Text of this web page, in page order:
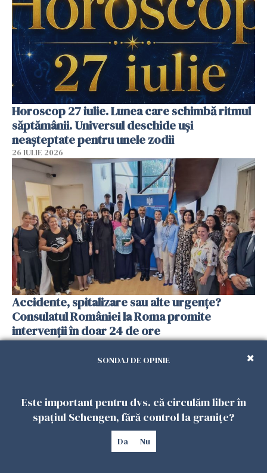
Horoscop 27 iulie. Lunea care schimbă ritmul
săptămânii. Universul deschide uși
neașteptate pentru unele zodii
26 IULIE 2026
Accidente, spitalizare sau alte urgențe?
Consulatul României la Roma promite
intervenții în doar 24 de ore
26 IULIE 2026
SONDAJ DE OPINIE
Este important pentru dvs. că circulăm liber în
spațiul Schengen, fără control la granițe?
Da Nu